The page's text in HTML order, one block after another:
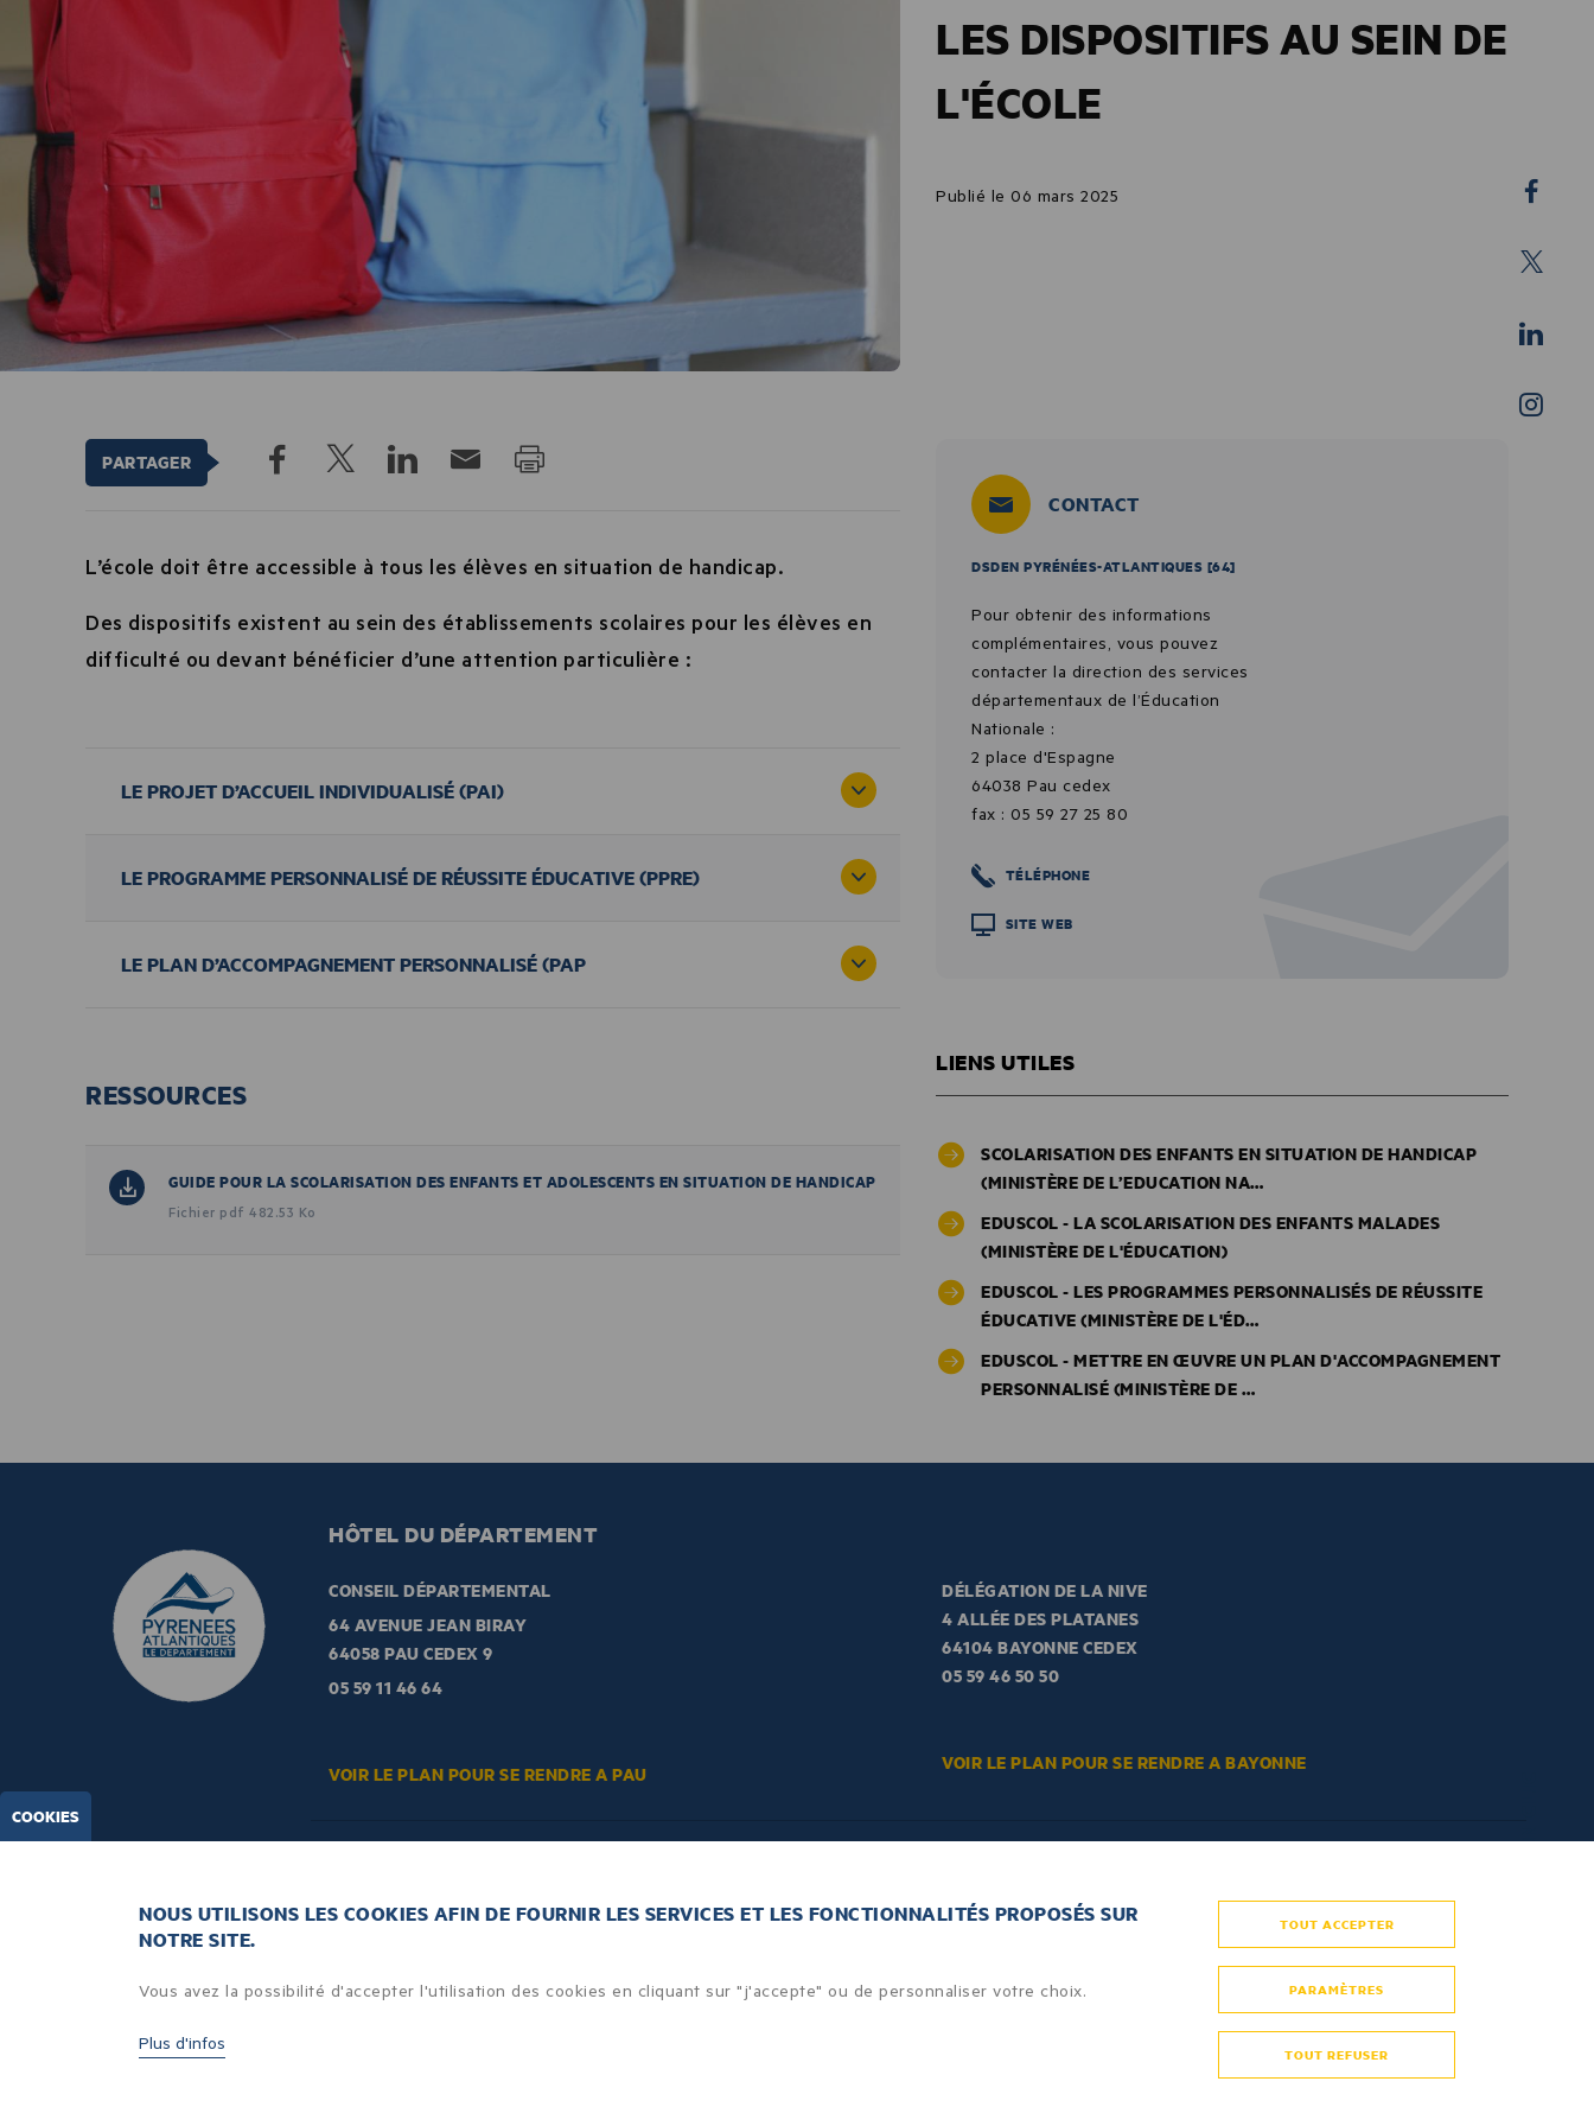
BLOC EN UN CLIC
LES DISPOSITIFS AU SEIN DE
L'ÉCOLE
Publié le 06 mars 2025
PARTAGER
L’école doit être accessible à tous les élèves en situation de handicap.
Des dispositifs existent au sein des établissements scolaires pour les élèves en
difficulté ou devant bénéficier d’une attention particulière :
LE PROJET D’ACCUEIL INDIVIDUALISÉ (PAI)
LE PROGRAMME PERSONNALISÉ DE RÉUSSITE ÉDUCATIVE (PPRE)
LE PLAN D’ACCOMPAGNEMENT PERSONNALISÉ (PAP
RESSOURCES
GUIDE POUR LA SCOLARISATION DES ENFANTS ET ADOLESCENTS EN SITUATION DE HANDICAP
Fichier pdf 482.53 Ko
CONTACT
DSDEN PYRÉNÉES-ATLANTIQUES [64]
Pour obtenir des informations
complémentaires, vous pouvez
contacter la direction des services
départementaux de l’Éducation
Nationale :
2 place d'Espagne
64038 Pau cedex
fax : 05 59 27 25 80
TÉLÉPHONE
SITE WEB
LIENS UTILES
SCOLARISATION DES ENFANTS EN SITUATION DE HANDICAP
(MINISTÈRE DE L’EDUCATION NA…
EDUSCOL - LA SCOLARISATION DES ENFANTS MALADES
(MINISTÈRE DE L'ÉDUCATION)
EDUSCOL - LES PROGRAMMES PERSONNALISÉS DE RÉUSSITE
ÉDUCATIVE (MINISTÈRE DE L'ÉD…
EDUSCOL - METTRE EN ŒUVRE UN PLAN D'ACCOMPAGNEMENT
PERSONNALISÉ (MINISTÈRE DE …
HÔTEL DU DÉPARTEMENT
CONSEIL DÉPARTEMENTAL
64 AVENUE JEAN BIRAY
64058 PAU CEDEX 9
05 59 11 46 64
VOIR LE PLAN POUR SE RENDRE A PAU
DÉLÉGATION DE LA NIVE
4 ALLÉE DES PLATANES
64104 BAYONNE CEDEX
05 59 46 50 50
VOIR LE PLAN POUR SE RENDRE A BAYONNE
Pour suivre l’actualité, rien de plus simple ! Il vous suffit de vous inscrire
boite E-mail.
COOKIES
NOUS UTILISONS LES COOKIES AFIN DE FOURNIR LES SERVICES ET LES FONCTIONNALITÉS PROPOSÉS SUR
NOTRE SITE.
Vous avez la possibilité d'accepter l'utilisation des cookies en cliquant sur "j'accepte" ou de personnaliser votre choix.
Plus d'infos
TOUT ACCEPTER
PARAMÈTRES
TOUT REFUSER